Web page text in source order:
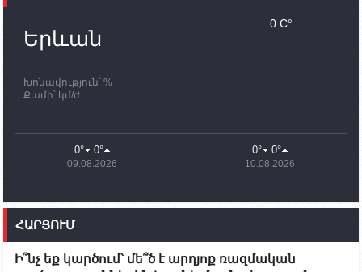
պատասխանատուներ կմնան ԼՂ-ում՝ մինչև
որոնողափրկարարական աշխատանքների
11:03
ՄԱԿ-ի առաքելությունը շատ, շատ, շատ օգտակար
Ադրբեջանի փոխվարչապետն այսօր կմեկնի
Ստեփանակերտ
10:07 02.10.2023
09:38 02.10.2023
Երևան
Խոնավություն՝ %
Քամի՝ կմ/ժ
0 C°
0° 0°
09.08.2026
0° 0°
10.08.2026
ՀԱՐՑՈՒՄ
Ի՞նչ եք կարծում՝ մե՞ծ է արդյոք ռազմական